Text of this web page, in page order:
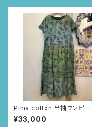
Pima cotton 半袖ワンピー
ス (ダークネイビー/ツタとレ
ース柄)
¥33,000